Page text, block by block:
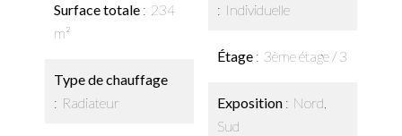
Surface totale
234
m²
Type de chauffage
Radiateur
Individuelle
Étage 3ème étage / 3
Exposition
Nord,
Sud